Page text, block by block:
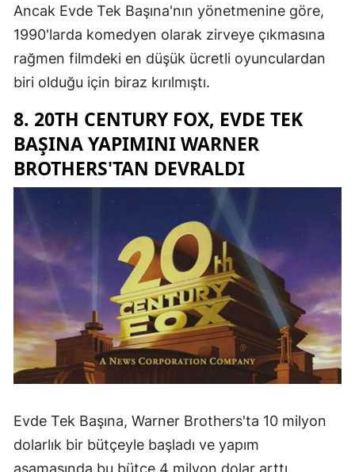
Ancak Evde Tek Başına'nın yönetmenine göre,
1990'larda komedyen olarak zirveye çıkmasına
rağmen filmdeki en düşük ücretli oyunculardan
biri olduğu için biraz kırılmıştı.
8. 20TH CENTURY FOX, EVDE TEK
BAŞINA YAPIMINI WARNER
BROTHERS'TAN DEVRALDI
Evde Tek Başına, Warner Brothers'ta 10 milyon
dolarlık bir ​​bütçeyle başladı ve yapım
aşamasında bu bütçe 4 milyon dolar arttı.